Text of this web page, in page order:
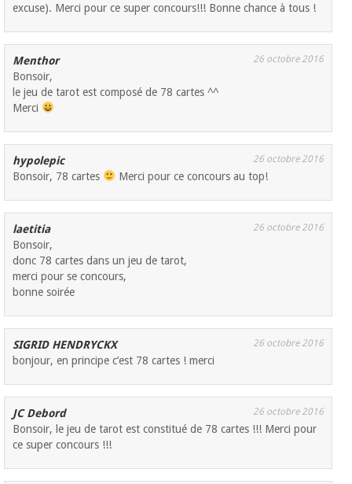
excuse). Merci pour ce super concours!!! Bonne chance à tous !
Menthor 26 octobre 2016
Bonsoir,
le jeu de tarot est composé de 78 cartes ^^
Merci
hypolepic 26 octobre 2016
Bonsoir, 78 cartes Merci pour ce concours au top!
laetitia 26 octobre 2016
Bonsoir,
donc 78 cartes dans un jeu de tarot,
merci pour se concours,
bonne soirée
SIGRID HENDRYCKX 26 octobre 2016
bonjour, en principe c’est 78 cartes ! merci
JC Debord 26 octobre 2016
Bonsoir, le jeu de tarot est constitué de 78 cartes !!! Merci pour
ce super concours !!!